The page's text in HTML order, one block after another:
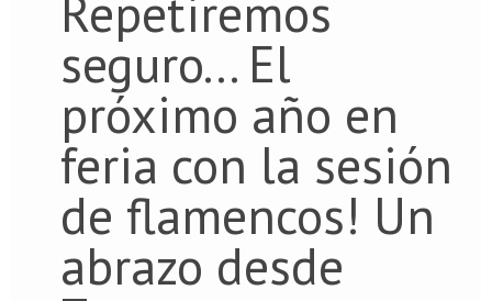
Repetiremos
seguro... El
próximo año en
feria con la sesión
de flamencos! Un
abrazo desde